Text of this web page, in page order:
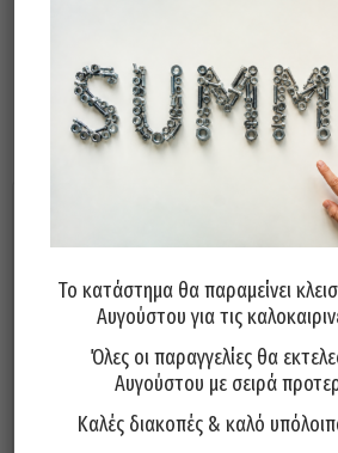
Σχετικά προϊόντα
Τσιμεντόβιδες Εξάγωνες
Το κατάστημα θα παραμείνει
Αυγούστου για τις
Όλες οι παραγγελίες θα
Αυγούστου με σειρά
Καλές διακοπές & καλό